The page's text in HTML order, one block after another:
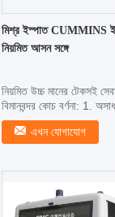
মিশ্র ইস্পাত CUMMINS
নিয়মিত আসন সঙ্গে
নিয়মিত উচ্চ মানের টেকসই
বিমানবন্দর কোচ বর্ণনা: 1.
এখন যোগাযোগ